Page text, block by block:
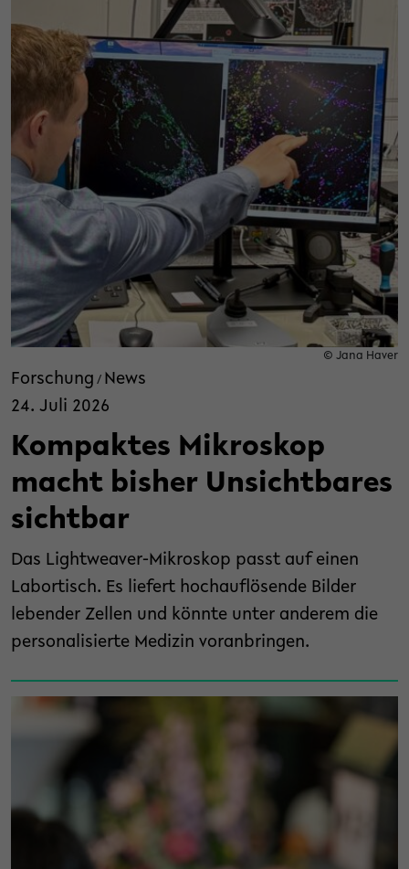
© Jana Haver
Forschung / News
24. Juli 2026
Kompaktes Mikroskop
macht bisher Unsichtbares
sichtbar
Das Lightweaver-Mikroskop passt auf einen
Labortisch. Es liefert hochauflösende Bilder
lebender Zellen und könnte unter anderem die
personalisierte Medizin voranbringen.